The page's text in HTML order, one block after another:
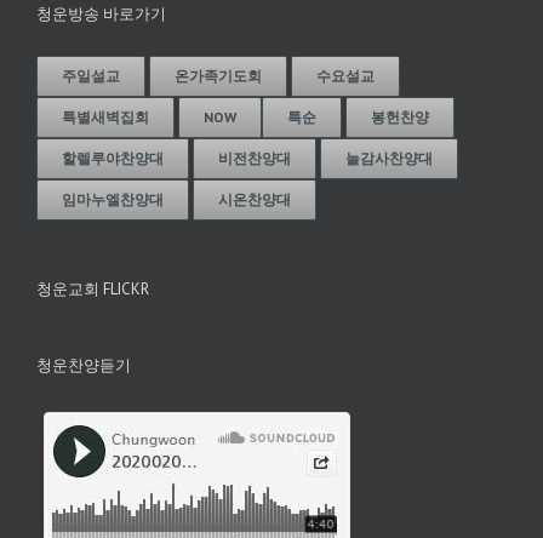
청운방송 바로가기
주일설교 온가족기도회 수요설교
특별새벽집회 NOW 특순 봉헌찬양
할렐루야찬양대 비전찬양대 늘감사찬양대
임마누엘찬양대 시온찬양대
청운교회 FLICKR
청운찬양듣기